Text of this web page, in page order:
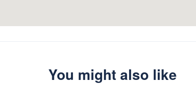
You might also like